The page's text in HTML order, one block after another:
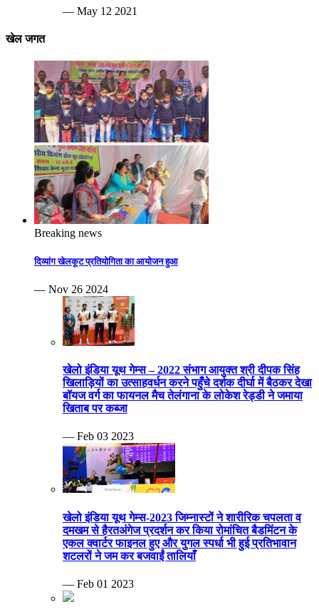
— May 12 2021
खेल जगत
Breaking news
दिव्यांग खेलकूट प्रतियोगिता का आयोजन हुआ
— Nov 26 2024
खेलो इंडिया यूथ गेम्स – 2022 संभाग आयुक्त श्री दीपक सिंह
खिलाड़ियों का उत्साहवर्धन करने पहुँचे दर्शक दीर्घा में बैठकर देखा
बॉयज वर्ग का फायनल मैच तेलंगाना के लोकेश रेड्डी ने जमाया
खिताब पर कब्जा
— Feb 03 2023
खेलो इंडिया यूथ गेम्स-2023 जिम्नास्टों ने शारीरिक चपलता व
दमखम से हैरतअंगेज प्रदर्शन कर किया रोमांचित बैडमिंटन के
एकल क्वार्टर फाइनल हुए और युगल स्पर्धा भी हुई प्रतिभावान
शटलरों ने जम कर बजवाईं तालियाँ
— Feb 01 2023